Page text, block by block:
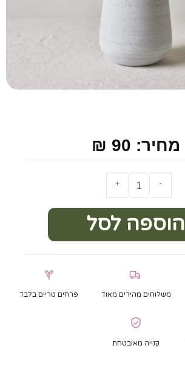
מחיר: 90 ₪
-
+
הוספה לסל
משלוחים מהירים מאוד פרחים טריים בלבד
קנייה מאובטחת